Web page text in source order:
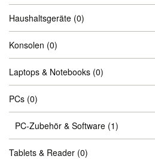
Haushaltsgeräte (0)
Konsolen (0)
Laptops & Notebooks (0)
PCs (0)
PC-Zubehör & Software (1)
Tablets & Reader (0)